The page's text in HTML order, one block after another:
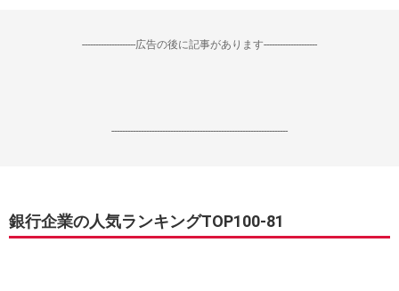
--------------------広告の後に記事があります--------------------
------------------------------------------------------------------
銀行企業の人気ランキングTOP100-81